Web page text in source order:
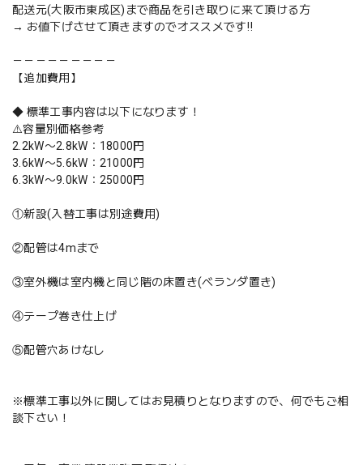
配送元(大阪市東成区)まで商品を引き取りに来て頂ける方
→ お値下げさせて頂きますのでオススメです‼️
－－－－－－－－－
【追加費用】
◆ 標準工事内容は以下になります！
⚠️容量別価格参考
2.2kW〜2.8kW：18000円
3.6kW〜5.6kW：21000円
6.3kW〜9.0kW：25000円
①新設(入替工事は別途費用)
②配管は4mまで
③室外機は室内機と同じ階の床置き(ベランダ置き)
④テープ巻き仕上げ
⑤配管穴あけなし
※標準工事以外に関してはお見積りとなりますので、何でもご相
談下さい！